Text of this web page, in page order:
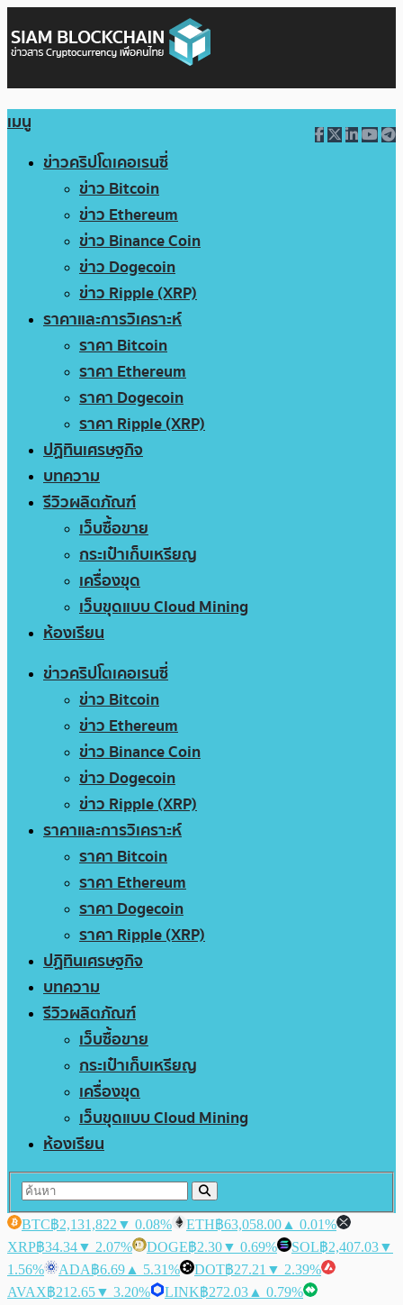
เมนู
ข่าวคริปโตเคอเรนซี่
ข่าว Bitcoin
ข่าว Ethereum
ข่าว Binance Coin
ข่าว Dogecoin
ข่าว Ripple (XRP)
ราคาและการวิเคราะห์
ราคา Bitcoin
ราคา Ethereum
ราคา Dogecoin
ราคา Ripple (XRP)
ปฏิทินเศรษฐกิจ
บทความ
รีวิวผลิตภัณฑ์
เว็บซื้อขาย
กระเป๋าเก็บเหรียญ
เครื่องขุด
เว็บขุดแบบ Cloud Mining
ห้องเรียน
ข่าวคริปโตเคอเรนซี่
ข่าว Bitcoin
ข่าว Ethereum
ข่าว Binance Coin
ข่าว Dogecoin
ข่าว Ripple (XRP)
ราคาและการวิเคราะห์
ราคา Bitcoin
ราคา Ethereum
ราคา Dogecoin
ราคา Ripple (XRP)
ปฏิทินเศรษฐกิจ
บทความ
รีวิวผลิตภัณฑ์
เว็บซื้อขาย
กระเป๋าเก็บเหรียญ
เครื่องขุด
เว็บขุดแบบ Cloud Mining
ห้องเรียน
BTC฿2,131,822 ▼ 0.08% ETH฿63,058.00 ▲ 0.01%
XRP฿34.34▼ 2.07% DOGE฿2.30▼ 0.69% SOL฿2,407.03▼
1.56%
ADA฿6.69 ▲ 5.31% DOT฿27.21 ▼ 2.39%
AVAX฿212.65▼ 3.20% LINK฿272.03 ▲ 0.79%